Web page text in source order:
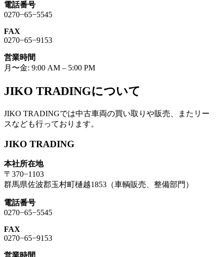
電話番号
0270−65−5545
FAX
0270−65−9153
営業時間
月〜金: 9:00 AM – 5:00 PM
JIKO TRADINGについて
JIKO TRADINGでは中古車両の買い取りや販売、またリー
スなども行っております。
JIKO TRADING
本社所在地
〒370−1103
群馬県佐波郡玉村町樋越1853（車輌販売、整備部門）
電話番号
0270−65−5545
FAX
0270−65−9153
営業時間